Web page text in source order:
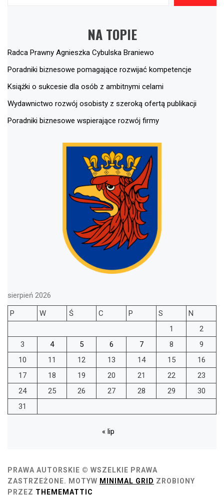
NA TOPIE
Radca Prawny Agnieszka Cybulska Braniewo
Poradniki biznesowe pomagające rozwijać kompetencje
Książki o sukcesie dla osób z ambitnymi celami
Wydawnictwo rozwój osobisty z szeroką ofertą publikacji
Poradniki biznesowe wspierające rozwój firmy
sierpień 2026
P
W Ś C P S
N
1
2
3
4 5 6 7 8
9
10
11 12 13 14 15
16
17
18 19 20 21 22
23
24
25 26 27 28 29
30
31
« lip
PRAWA AUTORSKIE © WSZELKIE PRAWA
ZASTRZEŻONE. MOTYW MINIMAL GRID ZROBIONY
PRZEZ THEMEMATTIC